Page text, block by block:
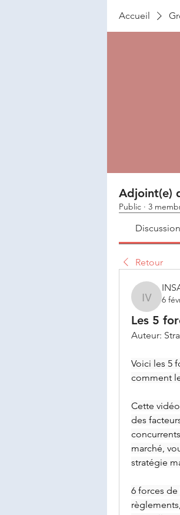
Accueil
Adjoint(e)
Public · 3
Discussion
Retour
INSA
6
Les 5
Auteur:
Voici les 5
comment
Cette
des
marché,
stratégie
6 forces de